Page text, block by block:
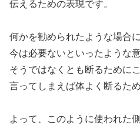
伝えるための表現です。
何かを勧められたような場合
今は必要ないといったような
そうではなくとも断るために
言ってしまえば体よく断るた
よって、このように使われた